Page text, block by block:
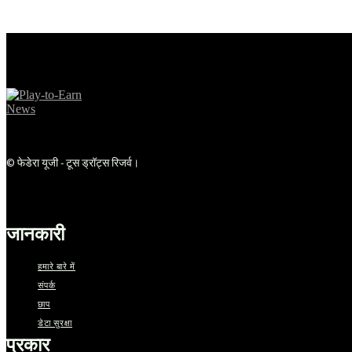
© फेडेरा यूजी - टूस ड्रॉट्स रिजर्व।
जानकारी
हमारे बारे में
संपर्क
छाप
डेटा सुरक्षा
प्रकार